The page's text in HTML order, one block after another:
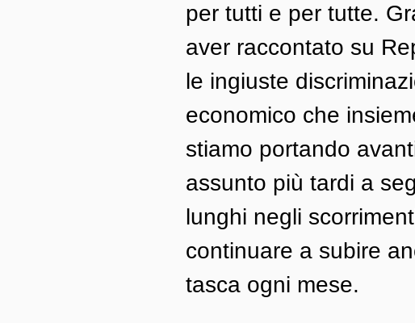
per tutti e per tutte.
aver raccontato su
le ingiuste
economico che
stiamo portando
assunto più tardi a
lunghi negli
continuare a subire
tasca ogni mese.